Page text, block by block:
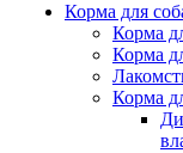
Корма для
Корма
Корма
Корма